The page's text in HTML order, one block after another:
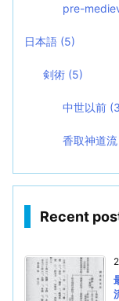
pre-
日本語 (5)
剣術 (5)
中世以前
香取神道流
Recent